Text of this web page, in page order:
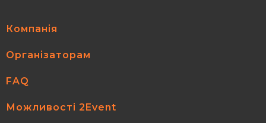
Компанія
Організаторам
FAQ
Можливості 2Event